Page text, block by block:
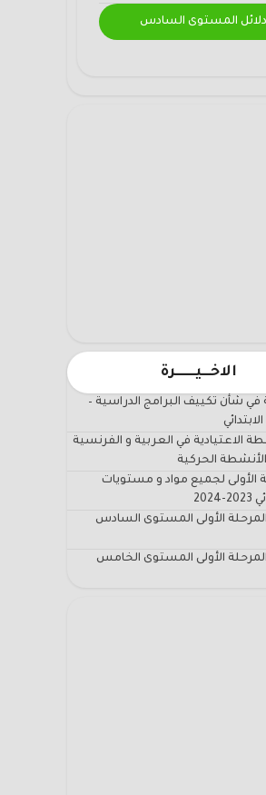
دلائل المستوى السادس
الاخـــيـــــــرة
شأن تكييف البرامج الدراسية –
الاعتيادية في العربية و الفرنسية
الحركية
الأولى لجميع مواد و مستويات
الأولى المستوى السادس
الأولى المستوى الخامس